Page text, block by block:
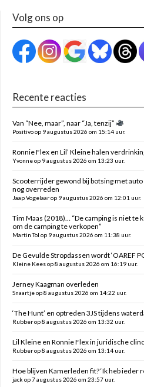
Volg ons op
Recente reacties
Van “Nee, maar”, naar “Ja, tenzij”
Positivo op 9 augustus 2026 om 15:14 uur.
Ronnie Flex en Lil’ Kleine halen
Yvonne op 9 augustus 2026 om 13:23 uur.
Scooterrijder gewond bij botsing met
nog overreden
Jaap Vogelaar op 9 augustus 2026 om 12:01 uur.
Tim Maas (2018)… “De camping is niet te
om de camping te verkopen”
Martin Tol op 9 augustus 2026 om 11:38 uur.
De Gevulde Stropdassen wordt ‘OAREF
Kleine Kees op 8 augustus 2026 om 16:19 uur.
Jerney Kaagman overleden
Snaartje op 8 augustus 2026 om 14:22 uur.
‘The Hunt’ en optreden 3JS tijdens
Rubber op 8 augustus 2026 om 13:32 uur.
Lil Kleine en Ronnie Flex in juridische
Rubber op 8 augustus 2026 om 13:14 uur.
Hoe blijven Kamerleden fit? ‘Ik heb ieder
jack op 7 augustus 2026 om 23:57 uur.